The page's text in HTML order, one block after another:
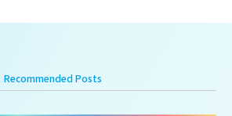
Recommended Posts